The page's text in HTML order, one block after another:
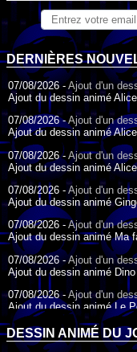
DERNIÈRES
07/08/2026 - Ajout d'un
Ajout du dessin animé
07/08/2026 -Ajout d'un
Ajout du dessin animé
07/08/2026 - Ajout d'un
Ajout du dessin animé
07/08/2026 - Ajout d'un
Ajout du dessin animé
07/08/2026 - Ajout d'un
Ajout du dessin animé Ma
07/08/2026 -Ajout d'un
Ajout du dessin animé
07/08/2026 -Ajout d'un
Ajout du dessin animé Le
07/08/2026 - Ajout d'un
Ajout du dessin animé
DESSIN ANIMÉ DU